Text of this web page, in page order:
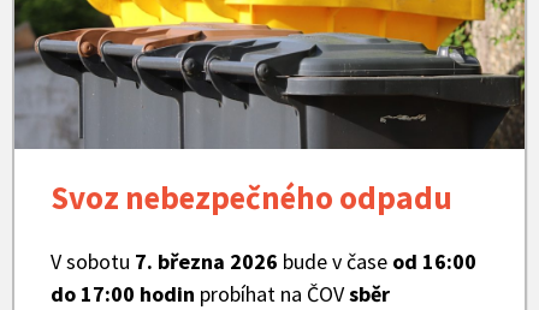
na
tříděný
odpad
Svoz nebezpečného odpadu
V sobotu 7. března 2026 bude v čase od 16:00
do 17:00 hodin probíhat na ČOVsběr